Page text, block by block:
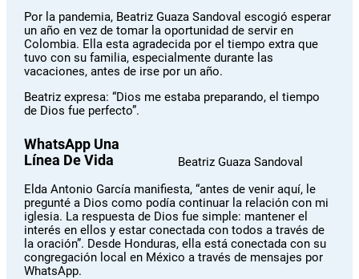
Por la pandemia, Beatriz Guaza Sandoval escogió esperar
un año en vez de tomar la oportunidad de servir en
Colombia. Ella esta agradecida por el tiempo extra que
tuvo con su familia, especialmente durante las
vacaciones, antes de irse por un año.
Beatriz expresa: “Dios me estaba preparando, el tiempo
de Dios fue perfecto”.
Beatriz Guaza Sandoval
WhatsApp Una
Línea De Vida
Elda Antonio García manifiesta, “antes de venir aquí, le
pregunté a Dios como podía continuar la relación con mi
iglesia. La respuesta de Dios fue simple: mantener el
interés en ellos y estar conectada con todos a través de
la oración”. Desde Honduras, ella está conectada con su
congregación local en México a través de mensajes por
WhatsApp.